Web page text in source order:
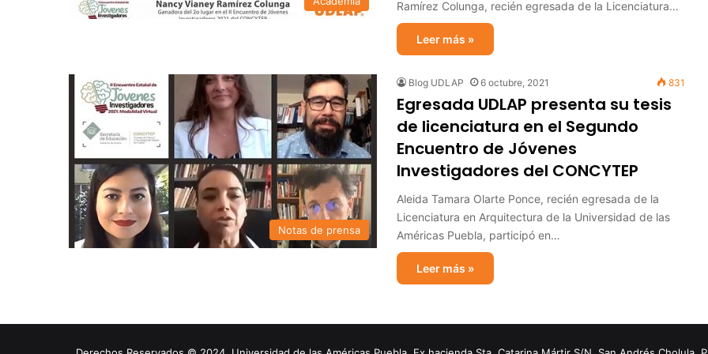
Ramírez Colunga, recién egresada de la Licenciatura…
Leer más »
Notas de prensa
Blog UDLAP 6 octubre, 2021 831
Egresada UDLAP presenta su tesis
de licenciatura en el Segundo
Encuentro de Jóvenes
Investigadores del CONCYTEP
Aleida Tamara Olarte Ponce, recién egresada de la
Licenciatura en Arquitectura de la Universidad de las
Américas Puebla, participó en…
Leer más »